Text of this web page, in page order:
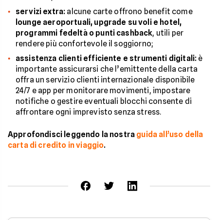
servizi extra: alcune carte offrono benefit come
lounge aeroportuali, upgrade su voli e hotel,
programmi fedeltà o punti cashback, utili per
rendere più confortevole il soggiorno;
assistenza clienti efficiente e strumenti digitali: è
importante assicurarsi che l’emittente della carta
offra un servizio clienti internazionale disponibile
24/7 e app per monitorare movimenti, impostare
notifiche o gestire eventuali blocchi consente di
affrontare ogni imprevisto senza stress.
Approfondisci leggendo la nostra guida all’uso della
carta di credito in viaggio.